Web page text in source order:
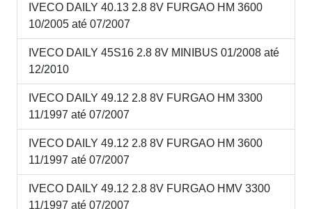
IVECO DAILY 40.13 2.8 8V FURGAO HM 3600
10/2005 até 07/2007
IVECO DAILY 45S16 2.8 8V MINIBUS 01/2008 até
12/2010
IVECO DAILY 49.12 2.8 8V FURGAO HM 3300
11/1997 até 07/2007
IVECO DAILY 49.12 2.8 8V FURGAO HM 3600
11/1997 até 07/2007
IVECO DAILY 49.12 2.8 8V FURGAO HMV 3300
11/1997 até 07/2007